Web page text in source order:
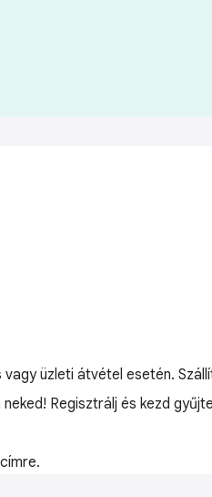
üzleti átvétel esetén.
neked! Regisztrálj és kezd